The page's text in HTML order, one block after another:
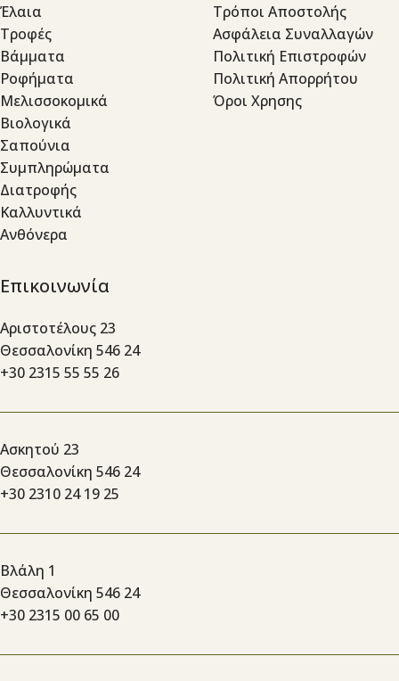
Έλαια
Τροφές
Βάμματα
Ροφήματα
Μελισσοκομικά
Βιολογικά
Σαπούνια
Συμπληρώματα
Διατροφής
Καλλυντικά
Ανθόνερα
Τρόποι Αποστολής
Ασφάλεια Συναλλαγών
Πολιτική Επιστροφών
Πολιτική Απορρήτου
Όροι Χρησης
Επικοινωνία
Αριστοτέλους 23
Θεσσαλονίκη 546 24
+30 2315 55 55 26
Ασκητού 23
Θεσσαλονίκη 546 24
+30 2310 24 19 25
Βλάλη 1
Θεσσαλονίκη 546 24
+30 2315 00 65 00